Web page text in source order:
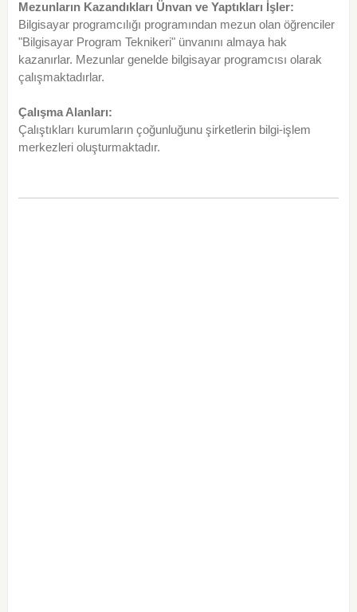
Mezunların Kazandıkları Ünvan ve Yaptıkları İşler:
Bilgisayar programcılığı programından mezun olan öğrenciler
"Bilgisayar Program Teknikeri" ünvanını almaya hak
kazanırlar. Mezunlar genelde bilgisayar programcısı olarak
çalışmaktadırlar.
Çalışma Alanları:
Çalıştıkları kurumların çoğunluğunu şirketlerin bilgi-işlem
merkezleri oluşturmaktadır.